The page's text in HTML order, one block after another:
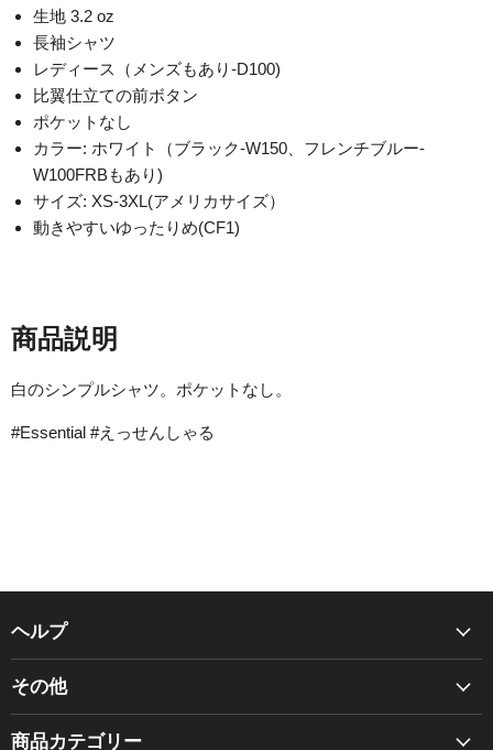
生地 3.2 oz
長袖シャツ
レディース（メンズもあり-D100)
比翼仕立ての前ボタン
ポケットなし
カラー: ホワイト（ブラック-W150、フレンチブルー-
W100FRBもあり)
サイズ: XS-3XL(アメリカサイズ）
動きやすいゆったりめ(CF1)
商品説明
白のシンプルシャツ。ポケットなし。
#Essential #えっせんしゃる
ヘルプ
ご利用ガイド
その他
商品カテゴリー